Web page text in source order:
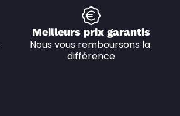
Meilleurs prix garantis
Nous vous remboursons la
différence